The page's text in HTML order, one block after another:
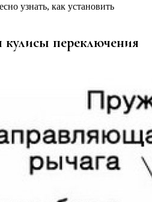
узнать, как установить
переключения